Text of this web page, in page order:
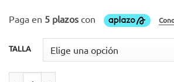
$799.00.$399.00.
TALLA